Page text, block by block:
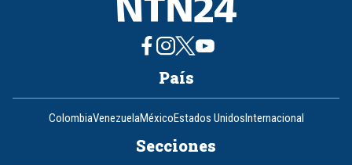
País
ColombiaVenezuelaMéxicoEstados UnidosInternacional
Secciones